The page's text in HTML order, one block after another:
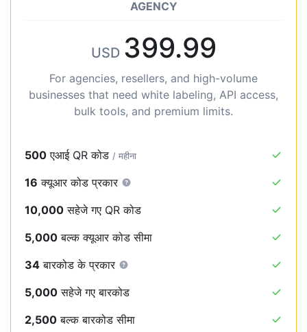
AGENCY
USD 399.99
For agencies, resellers, and high-volume
businesses that need white labeling, API access,
bulk tools, and premium limits.
500 एआई QR कोड / महीना
16 क्यूआर कोड प्रकार
10,000 सहेजे गए QR कोड
5,000 बल्क क्यूआर कोड सीमा
34 बारकोड के प्रकार
5,000 सहेजे गए बारकोड
2,500 बल्क बारकोड सीमा